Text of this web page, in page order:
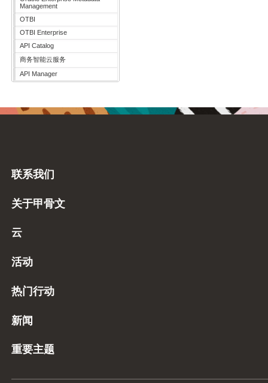
Management
OTBI
OTBI Enterprise
API Catalog
商务智能云服务
API Manager
联系我们
关于甲骨文
云
活动
热门行动
新闻
重要主题